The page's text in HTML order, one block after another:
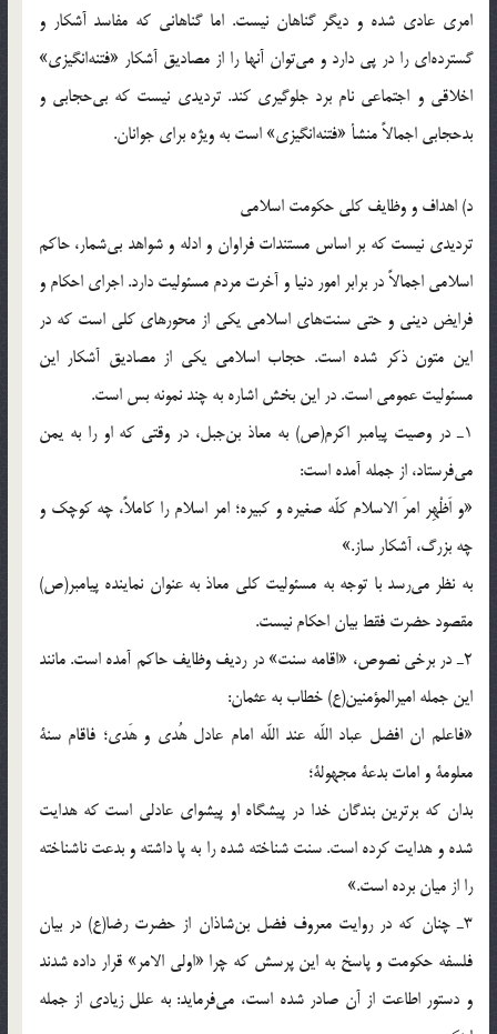
امری عادی شده و ديگر گناهان نيست. اما گناهانی که مفاسد آشکار و
گسترده‌ای را در پی دارد و می‌توان آنها را از مصاديق آشکار «فتنه‌انگيزی»
اخلاقی و اجتماعی نام برد جلوگيری کند. ترديدی نيست که بی‌حجابی و
بدحجابی اجمالاً منشأ «فتنه‌انگيزی» است به ويژه برای جوانان.
د) اهداف و وظايف کلی حکومت اسلامی
ترديدی نيست که بر اساس مستندات فراوان و ادله و شواهد بی‌شمار، حاکم
اسلامی اجمالاً در برابر امور دنيا و آخرت مردم مسئوليت دارد. اجرای احکام و
فرايض دينی و حتی سنت‌های اسلامی يکی از محورهای کلی است که در
اين متون ذکر شده است. حجاب اسلامی يکی از مصاديق آشکار اين
مسئوليت عمومی است. در اين بخش اشاره به چند نمونه بس است.
1ـ در وصيت پيامبر اکرم(ص) به معاذ بن‌جبل، در وقتی که او را به يمن
می‌فرستاد، از جمله آمده است:
«و اَظْهِر امرَ الاسلام کلّه صغيره و کبيره؛ امر اسلام را کاملاً، چه کوچک و
چه بزرگ، آشکار ساز.»
به نظر می‌رسد با توجه به مسئوليت کلی معاذ به عنوان نماينده پيامبر(ص)
مقصود حضرت فقط بيان احکام نيست.
2ـ در برخی نصوص، «اقامه سنت» در رديف وظايف حاکم آمده است. مانند
اين جمله اميرالمؤمنين(ع) خطاب به عثمان:
«فاعلم ان افضل عباد اللّه‌ عند اللّه‌ امام عادل هُدی و هَدی؛ فاقام سنة
معلومة و امات بدعة مجهولة؛
بدان که برترين بندگان خدا در پيشگاه او پيشوای عادلی است که هدايت
شده و هدايت کرده است. سنت شناخته شده را به پا داشته و بدعت ناشناخته
را از ميان برده است.»
3ـ چنان که در روايت معروف فضل بن‌شاذان از حضرت رضا(ع) در بيان
فلسفه حکومت و پاسخ به اين پرسش که چرا «اولی الامر» قرار داده شدند
و دستور اطاعت از آن صادر شده است، می‌فرمايد: به علل زيادی از جمله